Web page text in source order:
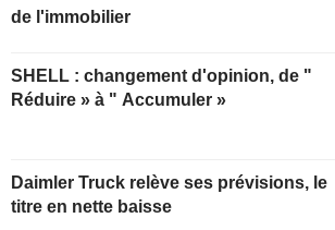
de l'immobilier
SHELL : changement d'opinion, de "
Réduire » à " Accumuler »
Daimler Truck relève ses prévisions, le
titre en nette baisse